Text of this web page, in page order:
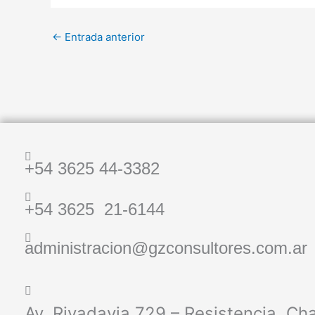
← Entrada anterior
+54 3625 44-3382
+54 3625 21-6144
administracion@gzconsultores.com.ar